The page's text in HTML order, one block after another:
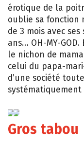
érotique de la
oublie sa fonction
de 3 mois avec
ans… OH-MY-
le nichon de
celui du papa-
d’une société
systématiquement
Plantin
Gros tabou